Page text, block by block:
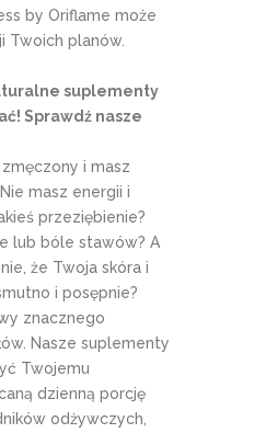
by Oriflame może
Twoich planów.
suplementy
Sprawdź nasze
i masz
masz energii i
przeziębienie?
lub bóle stawów? A
że Twoja skóra i
i posępnie?
znacznego
Nasze suplementy
Twojemu
dzienną porcję
odżywczych,